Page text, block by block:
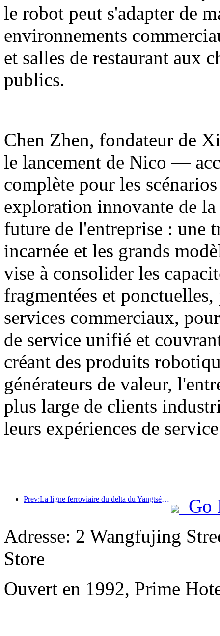
le robot peut s'adapter de
environnements
et salles de restaurant aux
publics.
Chen Zhen, fondateur de
le lancement de Nico —
complète pour les
exploration innovante de
future de l'entreprise : une
incarnée et les grands
vise à consolider les
fragmentées et ponctuelles,
services commerciaux,
de service unifié et
créant des produits
générateurs de valeur,
plus large de clients
leurs expériences de
Prev:La ligne ferroviaire du delta du Yangtsé a transporté plus de 21,38 millions de passagers pendant les vacances du 1er mai.
Go
Adresse: 2 Wangfujing
Store
Ouvert en 1992, Prime